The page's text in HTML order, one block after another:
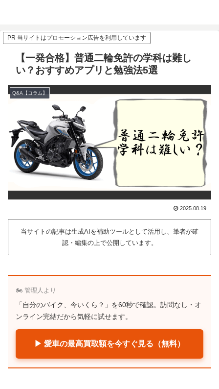
PR 当サイトはプロモーション広告を利用しています
【一発合格】普通二輪免許の学科は難し
い？おすすめアプリと勉強法5選
Q&A【コラム】
2025.08.19
当サイトの記事は生成AIを補助ツールとして活用し、筆者が確
認・編集の上で公開しています。
🏍️ 管理人より
「自分のバイク、今いくら？」を60秒で確認。訪問なし・オ
ンライン完結だから気軽に試せます。
▶ 愛車の最高買取額を今すぐ見る（無料）